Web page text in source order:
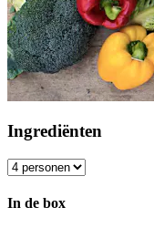
Ingrediënten
In de box